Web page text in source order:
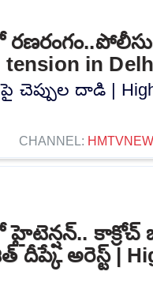
tension in
చెప్పుల దాడి |
CHANNEL:
హైటెన్షన్..
దీప్కే అరెస్ట్ |